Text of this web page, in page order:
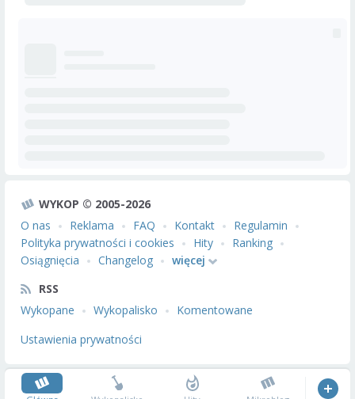
WYKOP © 2005-2026
O nas
Reklama FAQ Kontakt
Regulamin
Polityka prywatności i cookies
Hity
Ranking
Osiągnięcia
Changelog
więcej
RSS
Wykopane
Wykopalisko
Komentowane
Ustawienia prywatności